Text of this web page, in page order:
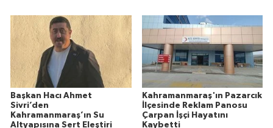
Başkan Hacı Ahmet
Sivri’den
Kahramanmaraş’ın Su
Altyapısına Sert Eleştiri
Kahramanmaraş'ın Pazarcık
İlçesinde Reklam Panosu
Çarpan İşçi Hayatını
Kaybetti